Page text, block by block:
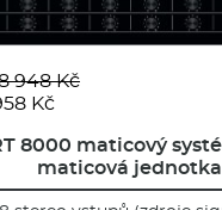
948 Kč
Kč
8000 maticový
maticová jednotka